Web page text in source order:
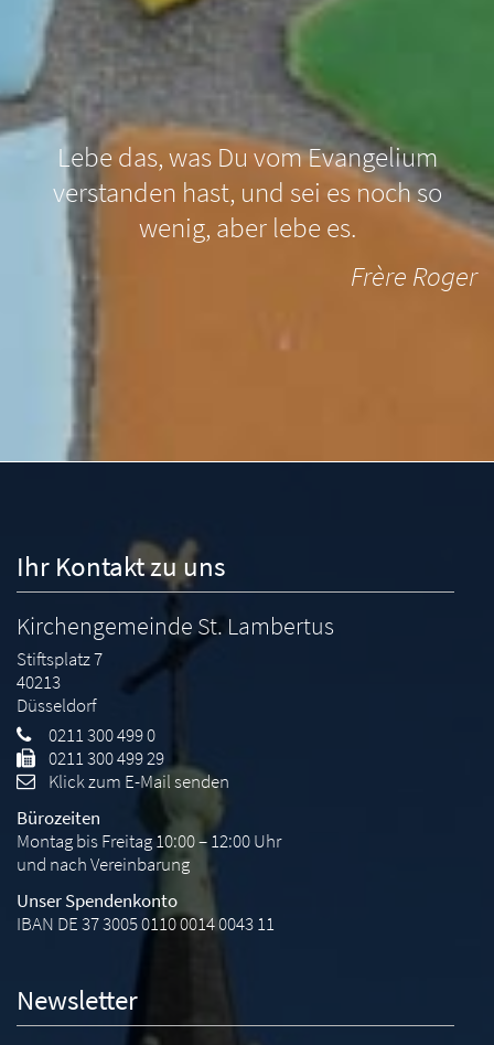
Lebe das, was Du vom Evangelium
verstanden hast, und sei es noch so
wenig, aber lebe es.
Frère Roger
Ihr Kontakt zu uns
Kirchengemeinde St. Lambertus
Stiftsplatz 7
40213
Düsseldorf
0211 300 499 0
0211 300 499 29
Klick zum E-Mail senden
Bürozeiten
Montag bis Freitag 10:00 – 12:00 Uhr
und nach Vereinbarung
Unser Spendenkonto
IBAN DE 37 3005 0110 0014 0043 11
Newsletter